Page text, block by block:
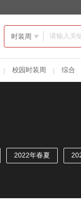
时装周 
| 校园时装周 | 综合
2022年春夏